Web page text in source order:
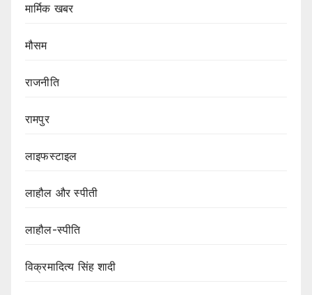
मार्मिक खबर
मौसम
राजनीति
रामपुर
लाइफस्टाइल
लाहौल और स्पीती
लाहौल-स्पीति
विक्रमादित्य सिंह शादी